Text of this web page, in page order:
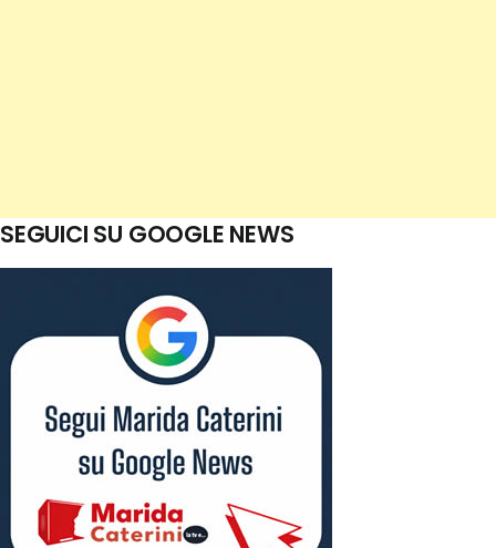
SEGUICI SU GOOGLE NEWS